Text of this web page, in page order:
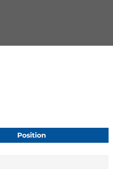
Position